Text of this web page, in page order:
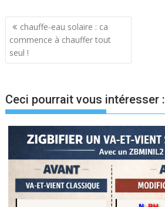
Navigation
de
l’article
chauffe-eau solaire : ca
commence à chauffer tout
seul !
Ceci pourrait vous intéresser :